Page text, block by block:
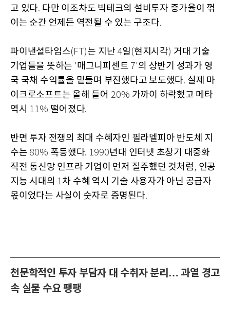
고 있다. 다만 이조차도 빅테크의 설비투자 증가율이 꺾
이는 순간 언제든 역전될 수 있는 구조다.
파이낸셜타임스(FT)는 지난 4일 (현지시각) 거대 기술
기업들을 뜻하는 '매그니피센트 7'의 상반기 성과가 영
국 국채 수익률을 밑돌며 부진했다고 보도했다. 실제 마
이크로소프트는 올해 들어 20% 가까이 하락했고 메타
역시 11% 떨어졌다.
반면 투자 전쟁의 최대 수혜자인 필라델피아 반도체 지
수는 80% 폭등했다. 1990년대 인터넷 초창기 대중화
직전 통신망 인프라 기업이 먼저 질주했던 것처럼, 인공
지능 시대의 1차 수혜 역시 기술 사용자가 아닌 공급자
몫이었다는 사실이 숫자로 증명된다.
천문학적인 투자 부담자 대 수취자 분리… 과열 경고
속 실물 수요 팽팽